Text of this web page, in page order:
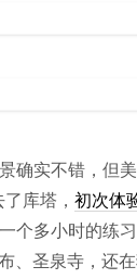
确实不错，但
库塔， 初次体
个多小时的练
、圣泉寺，还